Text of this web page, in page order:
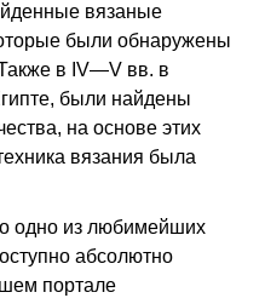
вязаные
были обнаружены
в IV—V вв. в
были найдены
на основе этих
вязания была
одно из любимейших
абсолютно
портале